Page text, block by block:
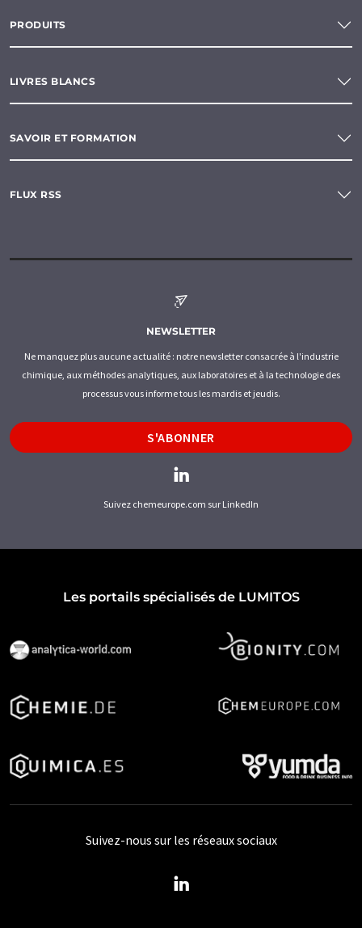
PRODUITS
LIVRES BLANCS
SAVOIR ET FORMATION
FLUX RSS
NEWSLETTER
Ne manquez plus aucune actualité : notre newsletter consacrée à l'industrie
chimique, aux méthodes analytiques, aux laboratoires et à la technologie des
processus vous informe tous les mardis et jeudis.
S'ABONNER
Suivez chemeurope.com sur LinkedIn
Les portails spécialisés de LUMITOS
Suivez-nous sur les réseaux sociaux